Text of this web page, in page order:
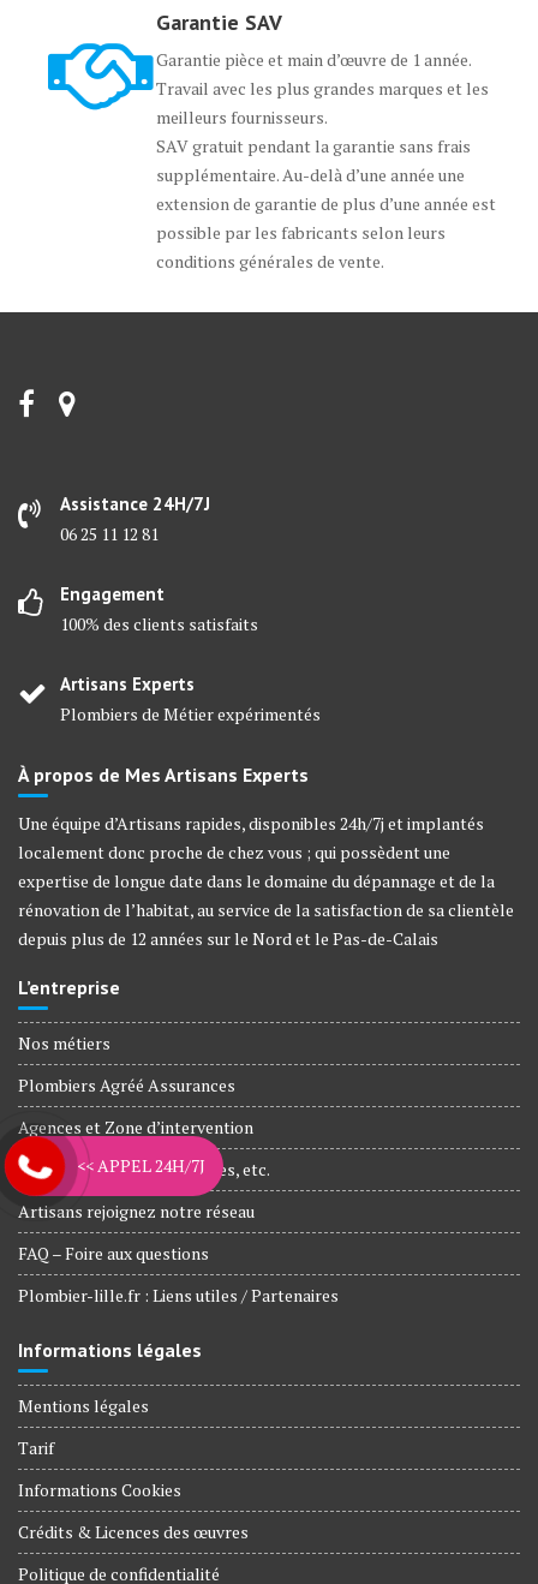
Garantie SAV
Garantie pièce et main d’œuvre de 1 année.
Travail avec les plus grandes marques et les
meilleurs fournisseurs.
SAV gratuit pendant la garantie sans frais
supplémentaire. Au-delà d’une année une
extension de garantie de plus d’une année est
possible par les fabricants selon leurs
conditions générales de vente.
Assistance 24H/7J
06 25 11 12 81
Engagement
100% des clients satisfaits
Artisans Experts
Plombiers de Métier expérimentés
À propos de Mes Artisans Experts
Une équipe d’Artisans rapides, disponibles 24h/7j et implantés
localement donc proche de chez vous ; qui possèdent une
expertise de longue date dans le domaine du dépannage et de la
rénovation de l’habitat, au service de la satisfaction de sa clientèle
depuis plus de 12 années sur le Nord et le Pas-de-Calais
L’entreprise
Nos métiers
Plombiers Agréé Assurances
Agences et Zone d’intervention
Nos engagements, Garanties, etc.
Artisans rejoignez notre réseau
FAQ – Foire aux questions
Plombier-lille.fr : Liens utiles / Partenaires
Informations légales
Mentions légales
Tarif
Informations Cookies
Crédits & Licences des œuvres
Politique de confidentialité
<< APPEL 24H/7J